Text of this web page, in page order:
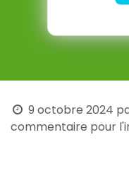
9 octobre 2024
commentaire pour